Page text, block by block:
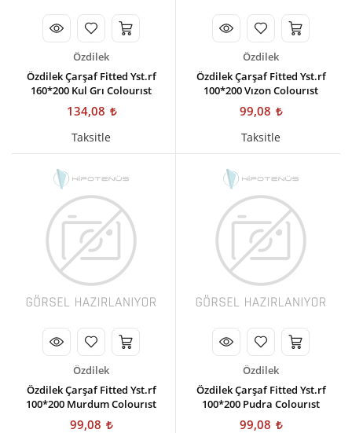
Özdilek
Özdilek Çarşaf Fitted Yst.rf
160*200 Kul Grı Colourıst
134,08
Taksitle
Özdilek
Özdilek Çarşaf Fitted Yst.rf
100*200 Vızon Colourıst
99,08
Taksitle
Özdilek
Özdilek Çarşaf Fitted Yst.rf
100*200 Murdum Colourıst
99,08
Özdilek
Özdilek Çarşaf Fitted Yst.rf
100*200 Pudra Colourıst
99,08